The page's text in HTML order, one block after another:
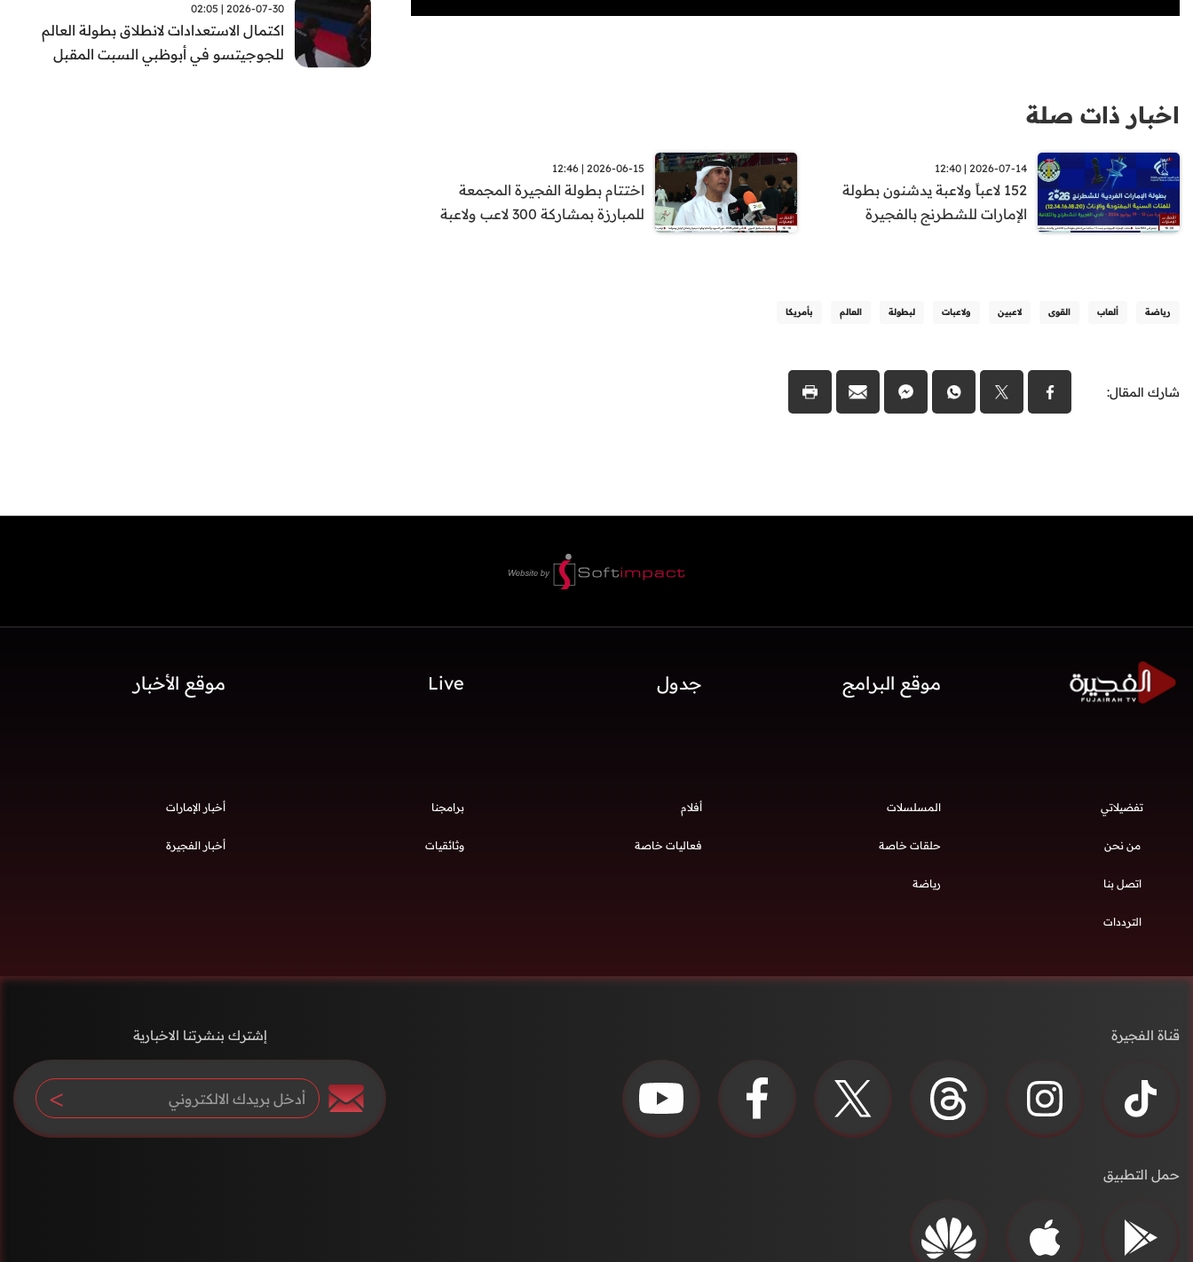
اخبار ذات صلة
2026-07-14 | 12:40
152 لاعباً ولاعبة يدشنون بطولة
الإمارات للشطرنج بالفجيرة
2026-06-15 | 12:46
اختتام بطولة الفجيرة المجمعة
للمبارزة بمشاركة 300 لاعب ولاعبة
رياضة ألعاب القوى لاعبين ولاعبات لبطولة العالم بأمريكا
شارك المقال:
2026-07-30 | 02:05
اكتمال الاستعدادات لانطلاق بطولة العالم
للجوجيتسو في أبوظبي السبت المقبل
موقع البرامج جدول Live موقع الأخبار
تفضيلاتي
من نحن
اتصل بنا
الترددات
المسلسلات أفلام برامجنا
حلقات خاصة فعاليات خاصة وثائقيات
رياضة
أخبار الإمارات
أخبار الفجيرة
قناة الفجيرة
حمل التطبيق
إشترك بنشرتنا الاخبارية